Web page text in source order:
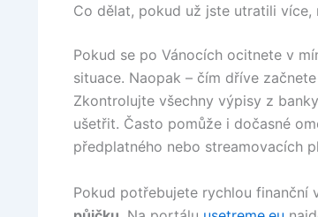
Co dělat, pokud už jste utratili více,
Pokud se po Vánocích ocitnete v
situace. Naopak – čím dříve
Zkontrolujte všechny výpisy z
ušetřit. Často pomůže i dočasné
předplatného nebo streamovacích
Pokud potřebujete rychlou finanční